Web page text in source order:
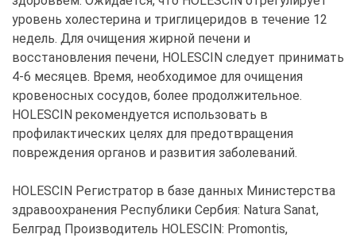
уровень холестерина и триглицеридов в течение 12
недель. Для очищения жирной печени и
восстановления печени, HOLESCIN следует принимать
4-6 месяцев. Время, необходимое для очищения
кровеносных сосудов, более продолжительное.
HOLESCIN рекомендуется использовать в
профилактических целях для предотвращения
повреждения органов и развития заболеваний.
HOLESCIN Регистратор в базе данных Министерства
здравоохранения Республики Сербия: Natura Sanat,
Белград Производитель HOLESCIN: Promontis,